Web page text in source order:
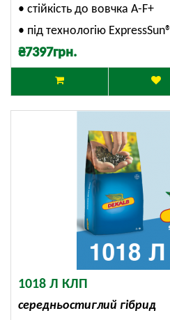
• стійкість до вовчка А-F+
• під технологію ExpressSun®
₴7397грн.
1018 Л КЛП
середньостиглий гібрид